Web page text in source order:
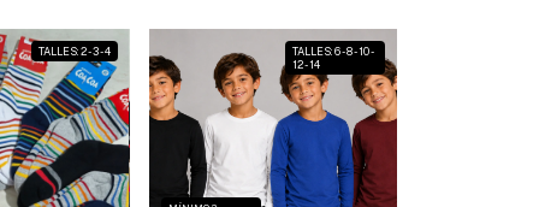
TALLES: 2 - 3 - 4
TALLES: 6 - 8 - 10 -
12 - 14